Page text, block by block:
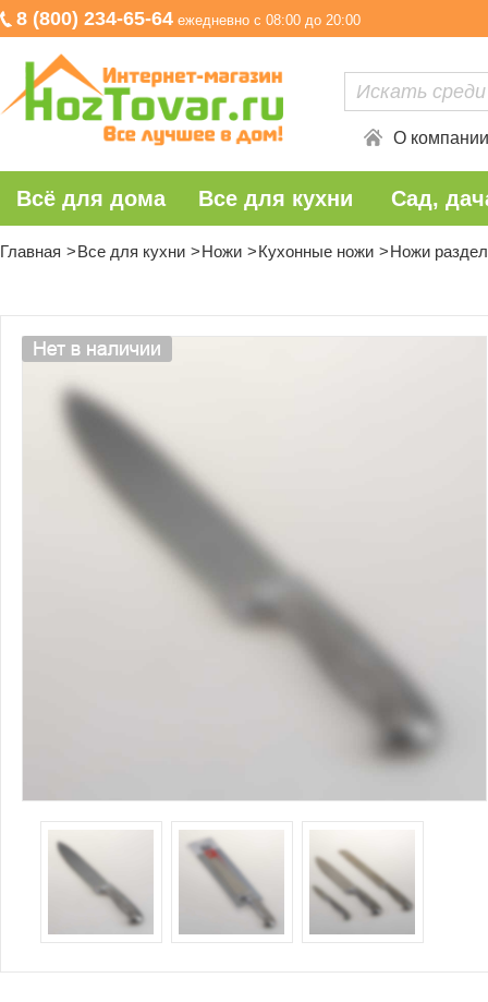
8 (800) 234-65-64 ежедневно с 08:00 до 20:00
О компании
Всё для дома Все для кухни Сад,
Главная Все для кухни Ножи Кухонные ножи Ножи